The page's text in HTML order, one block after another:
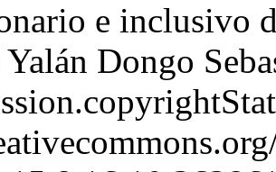
e inclusivo
Dongo